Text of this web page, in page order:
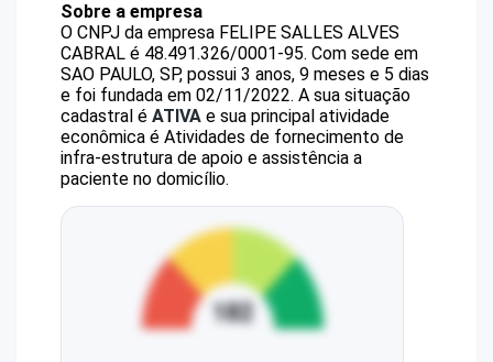
Sobre a empresa
O CNPJ da empresa FELIPE SALLES ALVES
CABRAL é 48.491.326/0001-95. Com sede em
SAO PAULO, SP, possui 3 anos, 9 meses e 5 dias
e foi fundada em 02/11/2022. A sua situação
cadastral é ATIVA e sua principal atividade
econômica é Atividades de fornecimento de
infra-estrutura de apoio e assistência a
paciente no domicílio.